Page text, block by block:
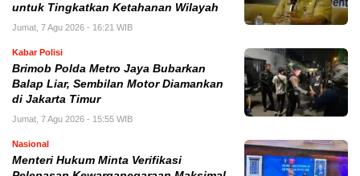
untuk Tingkatkan Ketahanan Wilayah
Jumat, 7 Agu 2026 - 16:21 WIB
Kabar Polisi
Brimob Polda Metro Jaya Bubarkan
Balap Liar, Sembilan Motor Diamankan
di Jakarta Timur
Jumat, 7 Agu 2026 - 15:55 WIB
Nasional
Menteri Hukum Minta Verifikasi